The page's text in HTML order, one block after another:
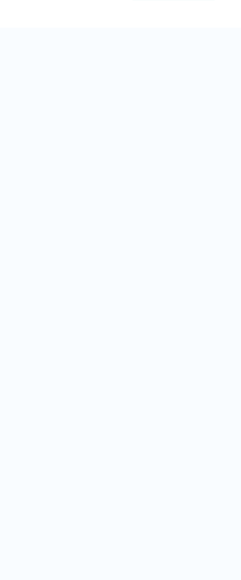
e servizi, inclusi inviti a
momento.